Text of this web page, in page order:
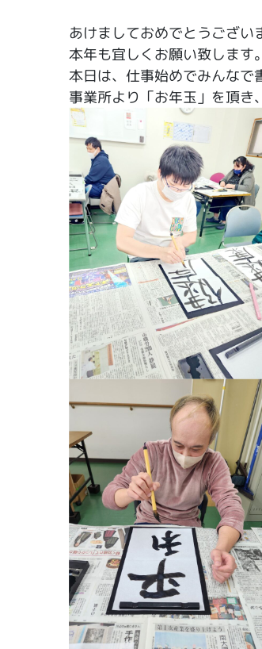
あけましておめでとうござい
本年も宜しくお願い致します。
本日は、仕事始めでみんなで
事業所より「お年玉」を頂き